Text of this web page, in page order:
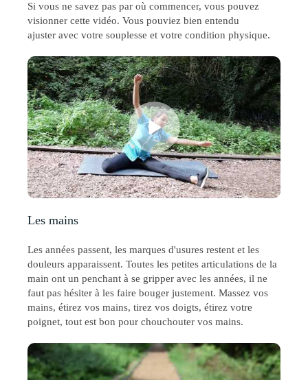
Si vous ne savez pas par où commencer, vous pouvez
visionner cette vidéo. Vous pouviez bien entendu
ajuster avec votre souplesse et votre condition physique.
Les mains
Les années passent, les marques d'usures restent et les
douleurs apparaissent. Toutes les petites articulations de la
main ont un penchant à se gripper avec les années, il ne
faut pas hésiter à les faire bouger justement. Massez vos
mains, étirez vos mains, tirez vos doigts, étirez votre
poignet, tout est bon pour chouchouter vos mains.